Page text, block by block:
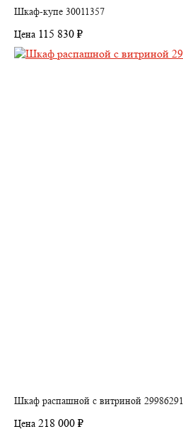
Шкаф-купе 30011357
Цена 115 830 ₽
Шкаф распашной с витриной 29986291
Цена 218 000 ₽